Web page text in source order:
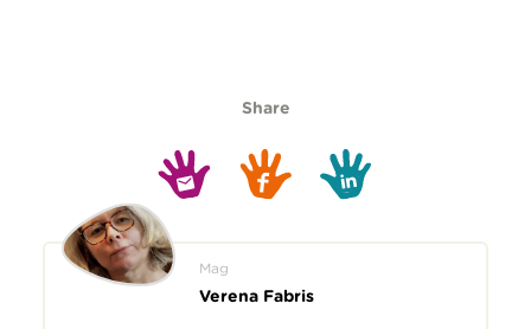
Share
Mag
Verena Fabris